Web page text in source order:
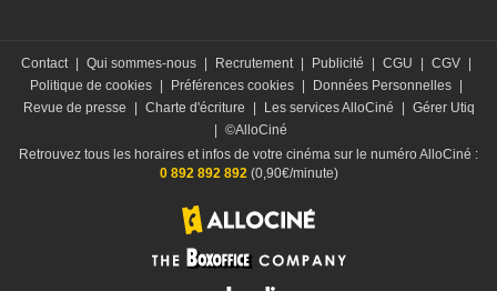
Contact Qui sommes-nous Recrutement Publicité CGU CGV
Politique de cookies
Préférences cookies Données Personnelles
Revue de presse
Charte d'écriture Les services AlloCiné
Gérer Utiq
©AlloCiné
Retrouvez tous les horaires et infos de votre cinéma sur le numéro AlloCiné :
0 892 892 892(0,90€/minute)